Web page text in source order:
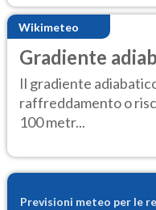
Wikimeteo
Gradiente
Il gradiente
raffreddamento o
100 metr...
Previsioni meteo per le